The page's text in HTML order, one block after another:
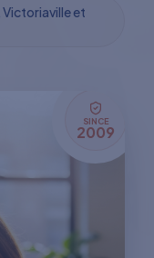
Victoriaville et
SINCE
2009